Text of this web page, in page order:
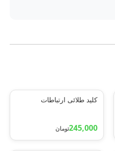
کلید طلائی ارتباطات
245,000تومان